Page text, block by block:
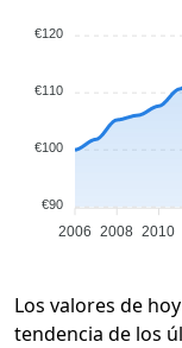
€120
€110
€100
€90
2006 2008 2010
Los valores de
tendencia de los